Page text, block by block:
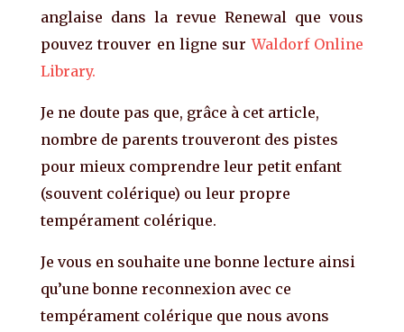
anglaise dans la revue Renewal que vous
pouvez trouver en ligne surWaldorf Online
Library.
Je ne doute pas que, grâce à cet article,
nombre de parents trouveront des pistes
pour mieux comprendre leur petit enfant
(souvent colérique) ou leur propre
tempérament colérique.
Je vous en souhaite une bonne lecture ainsi
qu’une bonne reconnexion avec ce
tempérament colérique que nous avons